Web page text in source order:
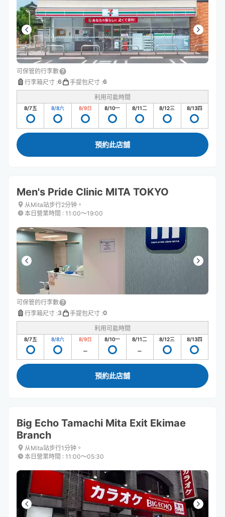
可保管的行李數
行李箱尺寸 :6 手提包尺寸 :6
利用可能時間
8/7五 8/8六 8/9日 8/10一 8/11二 8/12三 8/13四
預約此店舖
Men's Pride Clinic MITA TOKYO
从Mita站步行2分钟。
本日營業時間 : 11:00〜19:00
可保管的行李數
行李箱尺寸 :3 手提包尺寸 :0
利用可能時間
8/7五 8/8六 8/9日 8/10一 8/11二 8/12三 8/13四
預約此店舖
Big Echo Tamachi Mita Exit Ekimae
Branch
从Mita站步行1分钟。
本日營業時間 : 11:00〜05:30